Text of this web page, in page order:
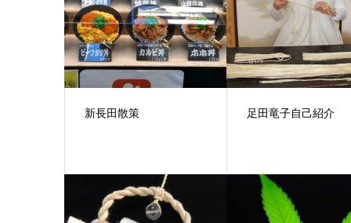
新長田散策 足田竜子自己紹介